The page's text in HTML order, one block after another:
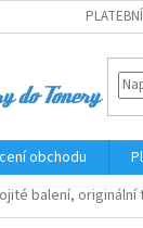
obchodu
balení,